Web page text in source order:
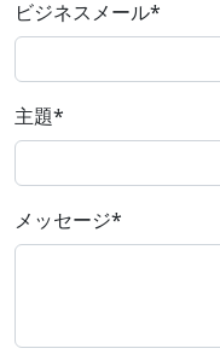
ビジネスメール*
主題*
メッセージ*